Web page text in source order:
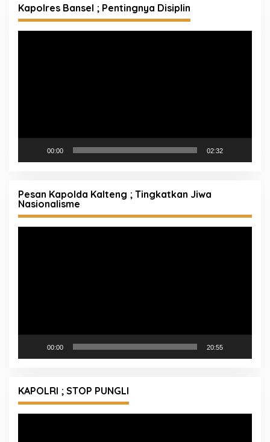
Kapolres Bansel ; Pentingnya Disiplin
00:00 02:32
Pesan Kapolda Kalteng ; Tingkatkan Jiwa
Nasionalisme
00:00 20:55
KAPOLRI ; STOP PUNGLI